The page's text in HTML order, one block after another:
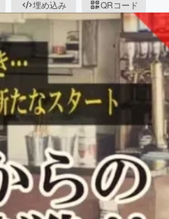
埋め込み QRコード